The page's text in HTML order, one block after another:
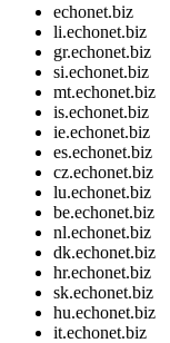
echonet.biz
li.echonet.biz
gr.echonet.biz
si.echonet.biz
mt.echonet.biz
is.echonet.biz
ie.echonet.biz
es.echonet.biz
cz.echonet.biz
lu.echonet.biz
be.echonet.biz
nl.echonet.biz
dk.echonet.biz
hr.echonet.biz
sk.echonet.biz
hu.echonet.biz
it.echonet.biz